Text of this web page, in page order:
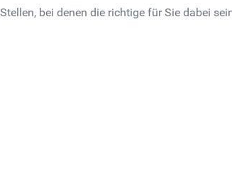
bei denen die richtige für Sie dabei